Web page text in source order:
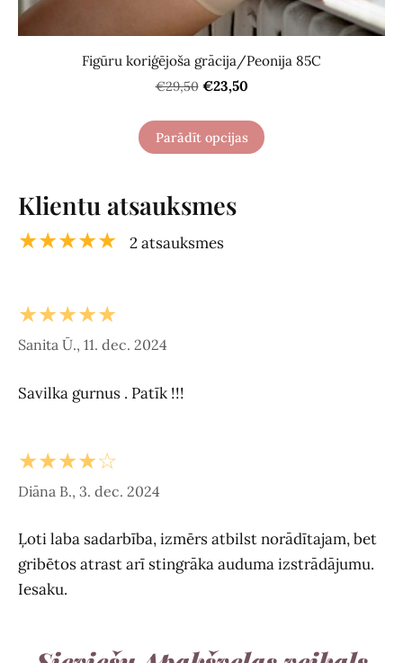
Figūru koriģējoša grācija/Peonija 85C
€29,50 €23,50
Parādīt opcijas
Klientu atsauksmes
★★★★★ 2 atsauksmes
★★★★★
Sanita Ū., 11. dec. 2024
Savilka gurnus . Patīk !!!
★★★★☆
Diāna B., 3. dec. 2024
Ļoti laba sadarbība, izmērs atbilst norādītajam, bet
gribētos atrast arī stingrāka auduma izstrādājumu.
Iesaku.